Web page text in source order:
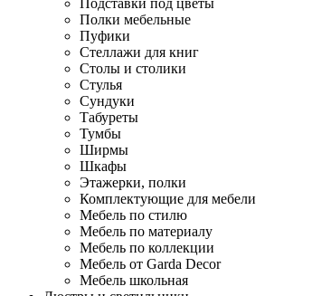
Подставки под цветы
Полки мебельные
Пуфики
Стеллажи для книг
Столы и столики
Стулья
Сундуки
Табуреты
Тумбы
Ширмы
Шкафы
Этажерки, полки
Комплектующие для мебели
Мебель по стилю
Мебель по материалу
Мебель по коллекции
Мебель от Garda Decor
Мебель школьная